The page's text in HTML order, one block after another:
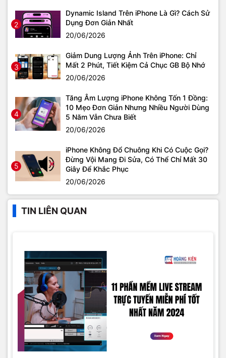
2
Dynamic Island Trên iPhone Là Gì? Cách Sử
Dụng Đơn Giản Nhất
20/06/2026
3
Giảm Dung Lượng Ảnh Trên iPhone: Chỉ
Mất 2 Phút, Tiết Kiệm Cả Chục GB Bộ Nhớ
20/06/2026
4
Tăng Âm Lượng iPhone Không Tốn 1 Đồng:
10 Mẹo Đơn Giản Nhưng Nhiều Người Dùng
5 Năm Vẫn Chưa Biết
20/06/2026
5
iPhone Không Đổ Chuông Khi Có Cuộc Gọi?
Đừng Vội Mang Đi Sửa, Có Thể Chỉ Mất 30
Giây Để Khắc Phục
20/06/2026
TIN LIÊN QUAN